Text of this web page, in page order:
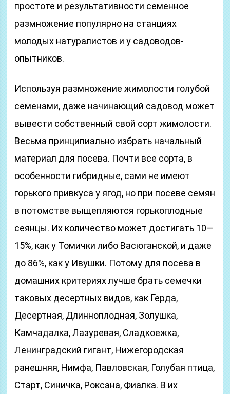
простоте и результативности семенное
размножение популярно на станциях
молодых натуралистов и у садоводов-
опытников.
Используя размножение жимолости голубой
семенами, даже начинающий садовод может
вывести собственный свой сорт жимолости.
Весьма принципиально избрать начальный
материал для посева. Почти все сорта, в
особенности гибридные, сами не имеют
горького привкуса у ягод, но при посеве семян
в потомстве выщепляются горькоплодные
сеянцы. Их количество может достигать 10—
15%, как у Томички либо Васюганской, и даже
до 86%, как у Ивушки. Потому для посева в
домашних критериях лучше брать семечки
таковых десертных видов, как Герда,
Десертная, Длинноплодная, Золушка,
Камчадалка, Лазуревая, Сладкоежка,
Ленинградский гигант, Нижегородская
ранешняя, Нимфа, Павловская, Голубая птица,
Старт, Синичка, Роксана, Фиалка. В их